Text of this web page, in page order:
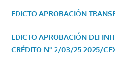
EDICTO APROBACIÓN
EDICTO APROBACIÓN
CRÉDITO Nº 2/03/25 2025/